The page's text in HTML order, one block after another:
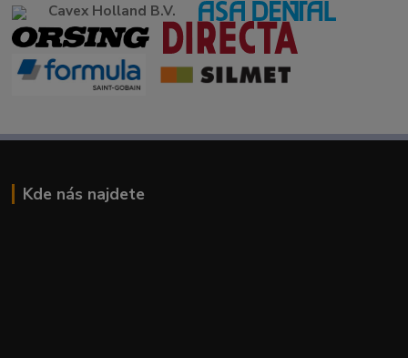
Cavex Holland B.V.
Kde nás najdete